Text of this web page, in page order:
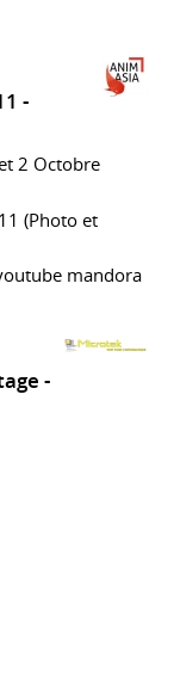
2 Octobre
(Photo et
mandora